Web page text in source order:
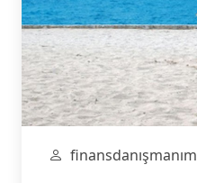
finansdanışmanım